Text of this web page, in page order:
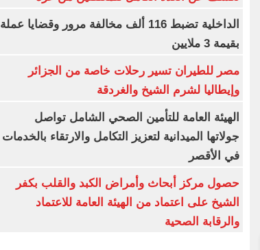
الداخلية تضبط 116 ألف مخالفة مرور وقضايا عملة
بقيمة 3 ملايين
مصر للطيران تسير رحلات خاصة من الجزائر
وإيطاليا لشرم الشيخ والغردقة
الهيئة العامة للتأمين الصحي الشامل تواصل
جولاتها الميدانية لتعزيز التكامل والارتقاء بالخدمات
في الأقصر
حصول مركز أبحاث وأمراض الكبد والقلب بكفر
الشيخ على اعتماد من الهيئة العامة للاعتماد
والرقابة الصحية